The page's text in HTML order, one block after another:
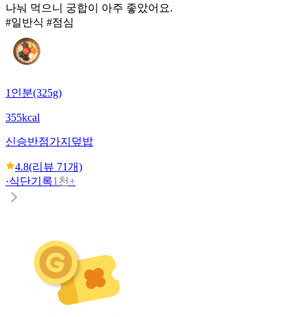
나눠 먹으니 궁합이 아주 좋았어요.
#일반식 #점심
1인분(325g)
355kcal
신승반점가지덮밥
4.8(리뷰 71개)
·식단기록1천+